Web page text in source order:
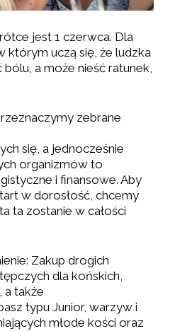
jest 1 czerwca. Dla
którym uczą się, że ludzka
bólu, a może nieść ratunek,
zebrane
się, a jednocześnie
organizmów to
i finansowe. Aby
w dorosłość, chcemy
ta zostanie w całości
Zakup drogich
dla końskich,
a także
typu Junior, warzyw i
młode kości oraz